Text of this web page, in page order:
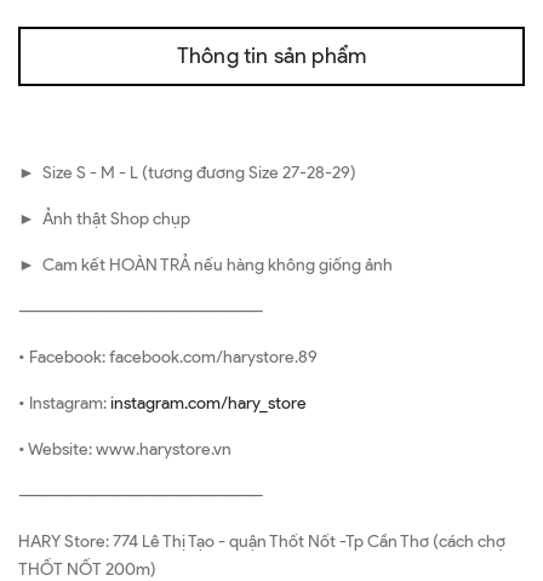
Thông tin sản phẩm
► Size S - M - L (tương đương Size 27-28-29)
► Ảnh thật Shop chụp
► Cam kết HOÀN TRẢ nếu hàng không giống ảnh
————————————————————
• Facebook: facebook.com/harystore.89
• Instagram:instagram.com/hary_store
• Website: www.harystore.vn
————————————————————
HARY Store: 774 Lê Thị Tạo - quận Thốt Nốt -Tp Cần Thơ (cách chợ
THỐT NỐT 200m)